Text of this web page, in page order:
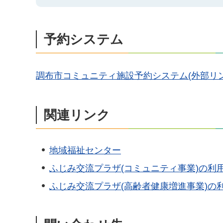
予約システム
調布市コミュニティ施設予約システム(外部リ
関連リンク
地域福祉センター
ふじみ交流プラザ(コミュニティ事業)の利
ふじみ交流プラザ(高齢者健康増進事業)の